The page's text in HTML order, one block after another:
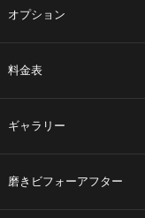
オプション
料金表
ギャラリー
磨きビフォーアフター